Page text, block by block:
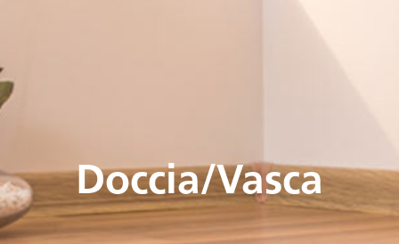
Doccia/Vasca